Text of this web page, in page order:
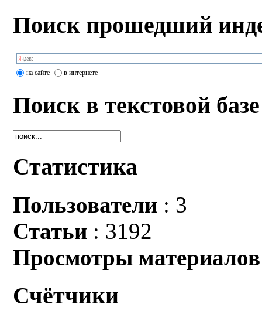
Поиск прошедший
на сайте в интернете
Поиск в текстовой базе
Статистика
Пользователи : 3
Статьи : 3192
Просмотры материалов
Счётчики